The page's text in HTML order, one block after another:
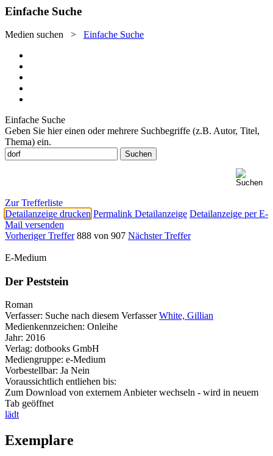
Einfache Suche
Medien suchen > Einfache Suche
Einfache Suche
Geben Sie hier einen oder mehrere Suchbegriffe (z.B. Autor, Titel,
Thema) ein.
Zur Trefferliste
Detailanzeige drucken Permalink Detailanzeige Detailanzeige per E-
Mail versenden
Vorheriger Treffer 888 von 907 Nächster Treffer
E-Medium
Der Peststein
Roman
Verfasser: Suche nach diesem Verfasser White, Gillian
Medienkennzeichen: Onleihe
Jahr: 2016
Verlag: dotbooks GmbH
Mediengruppe: e-Medium
Vorbestellbar: Ja Nein
Voraussichtlich entliehen bis:
Zum Download von externem Anbieter wechseln - wird in neuem
Tab geöffnet
lädt
Exemplare